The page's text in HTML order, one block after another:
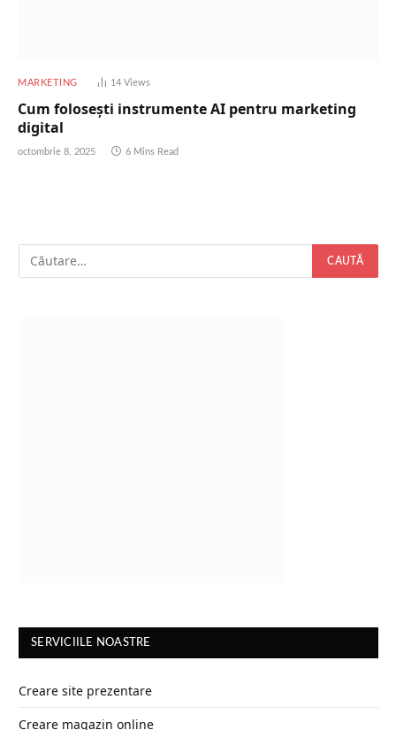
MARKETING 14 Views
Cum folosești instrumente AI pentru marketing
digital
octombrie 8, 2025 6 Mins Read
SERVICIILE NOASTRE
Creare site prezentare
Creare magazin online